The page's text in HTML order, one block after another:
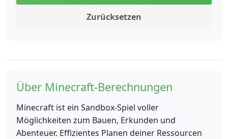
Zurücksetzen
Über Minecraft-Berechnungen
Minecraft ist ein Sandbox-Spiel voller
Möglichkeiten zum Bauen, Erkunden und
Abenteuer. Effizientes Planen deiner Ressourcen